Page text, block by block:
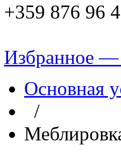
+359 876 96
Избранное —
Основная
/